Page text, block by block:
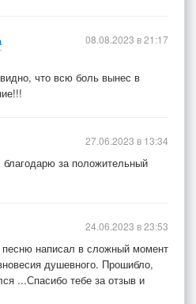
что всю боль вынес в
08.08.2023 в 21:17
за положительный
27.06.2023 в 13:34
песню написал в сложный момент
душевного. Прошибло,
...Спасибо тебе за отзыв и
24.06.2023 в 23:53